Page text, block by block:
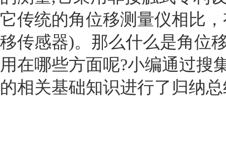
它传统的角位移测量仪相比
移传感器)。那么什么是角位
用在哪些方面呢?小编通过搜
的相关基础知识进行了归纳